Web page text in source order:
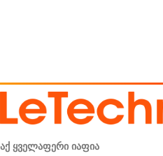
აქ ყველაფერი იაფია